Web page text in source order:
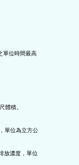
單位時間最高
體積。
單位為立方公
放濃度，單位